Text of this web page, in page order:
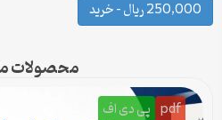
250,000 ریال – خرید
محصولات
pdf پی دی اف